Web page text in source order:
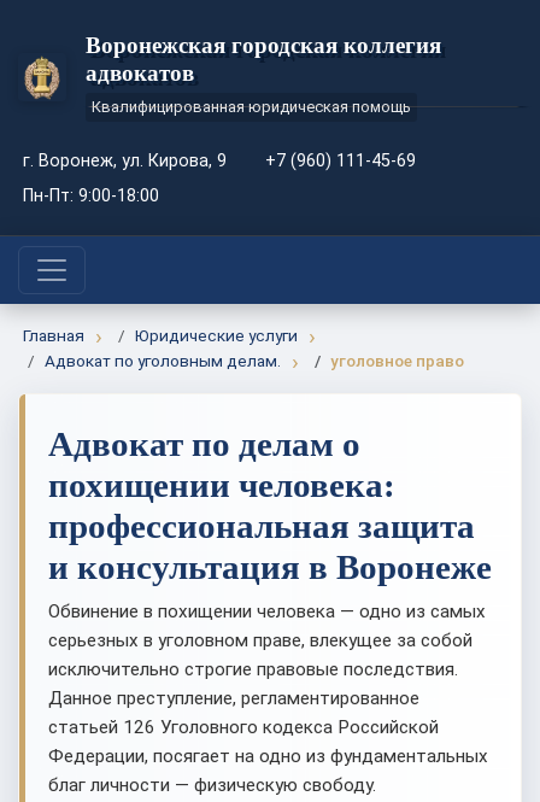
Воронежская городская коллегия
адвокатов
Квалифицированная юридическая помощь
г. Воронеж, ул. Кирова, 9
+7 (960) 111-45-69
Пн-Пт: 9:00-18:00
Главная
Юридические услуги
Адвокат по уголовным делам.
уголовное право
Адвокат по делам о
похищении человека:
профессиональная защита
и консультация в Воронеже
Обвинение в похищении человека — одно из самых
серьезных в уголовном праве, влекущее за собой
исключительно строгие правовые последствия.
Данное преступление, регламентированное
статьей 126 Уголовного кодекса Российской
Федерации, посягает на одно из фундаментальных
благ личности — физическую свободу.